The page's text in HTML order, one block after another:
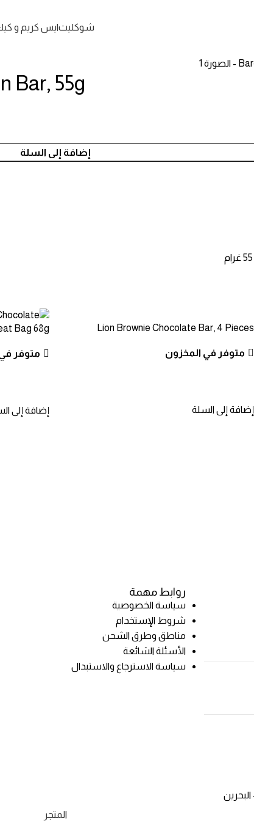
شوكليتايس كريم و
Bar, 55g
إضافة إلى السلة
Lion Brownie Chocolate Bar, 4 Pieces
متوفر في المخزون
إضافة إلى السلة
Bag 68g
متوفر
إضافة إلى
روابط مهمة
سياسة الخصوصية
شروط الإستخدام
مناطق وطرق الشحن
الأسئلة الشائعة
سياسة الاسترجاع والاستبدال
المتجر